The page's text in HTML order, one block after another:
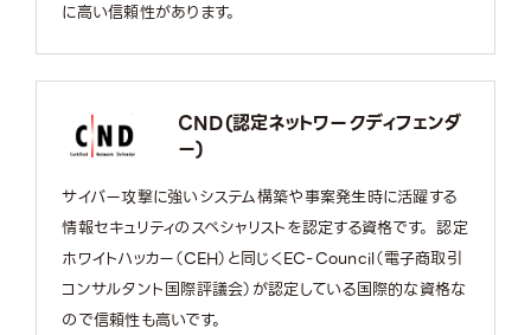
に高い信頼性があります。
CND(認定ネットワークディフェンダ
ー)
サイバー攻撃に強いシステム構築や事案発生時に活躍する
情報セキュリティのスペシャリストを認定する資格です。 認定
ホワイトハッカー（CEH）と同じくEC-Council（電子商取引
コンサルタント国際評議会）が認定している国際的な資格な
ので信頼性も高いです。